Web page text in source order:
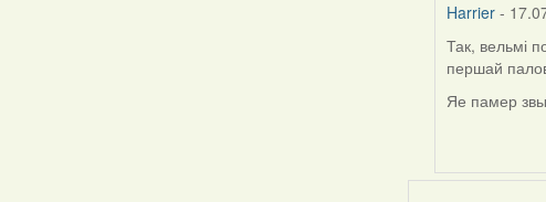
Harrier-
In
reply
to
Так, вельмі
першай
Яе памер